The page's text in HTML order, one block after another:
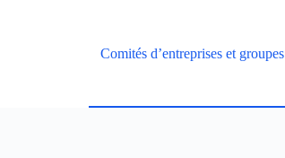
Comités d’entreprises et groupes